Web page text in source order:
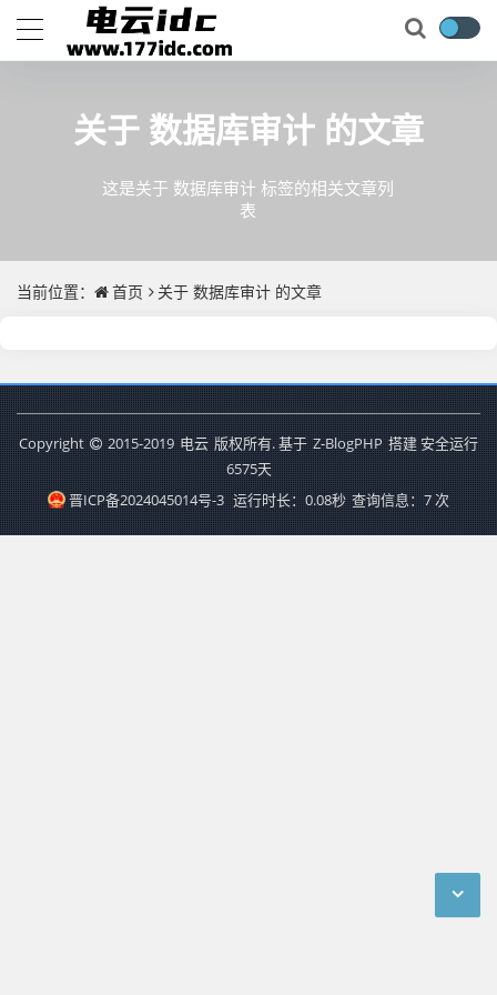
关于 数据库审计 的文章
这是关于 数据库审计 标签的相关文章列
表
当前位置： 首页 关于 数据库审计 的文章
Copyright 2015-2019 电云 版权所有. 基于 Z-BlogPHP 搭建 安全运行
6575天
晋ICP备2024045014号-3 运行时长：0.08秒 查询信息：7 次